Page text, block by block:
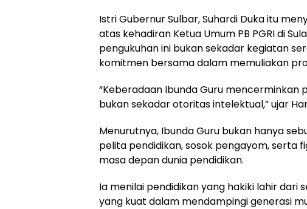
Istri Gubernur Sulbar, Suhardi Duka itu
atas kehadiran Ketua Umum PB PGRI di
pengukuhan ini bukan sekadar kegiatan
komitmen bersama dalam memuliakan
“Keberadaan Ibunda Guru mencerminkan
bukan sekadar otoritas intelektual,” ujar
Menurutnya, Ibunda Guru bukan hanya
pelita pendidikan, sosok pengayom, serta
masa depan dunia pendidikan.
Ia menilai pendidikan yang hakiki lahir dari
yang kuat dalam mendampingi generasi